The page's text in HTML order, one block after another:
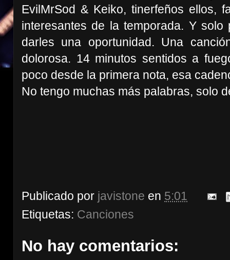
EvilMrSod & Keiko, tinerfeños ellos,
interesantes de la temporada. Y
darles una oportunidad. Una
dolorosa. 14 minutos sentidos a
poco desde la primera nota, esa
No tengo muchas más palabras, solo
Publicado por javistone en 5:01
Etiquetas: Canciones
No hay comentarios: